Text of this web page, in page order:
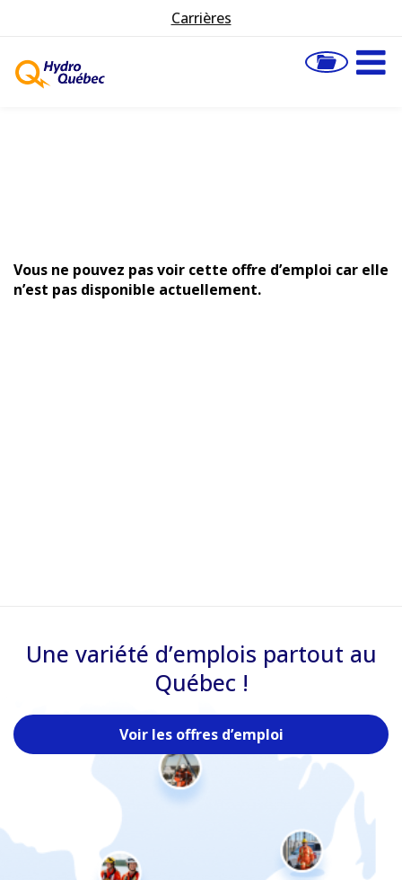
Carrières
Vous ne pouvez pas voir cette offre d’emploi car elle
n’est pas disponible actuellement.
Une variété d’emplois partout au
Québec !
Voir les offres d’emploi